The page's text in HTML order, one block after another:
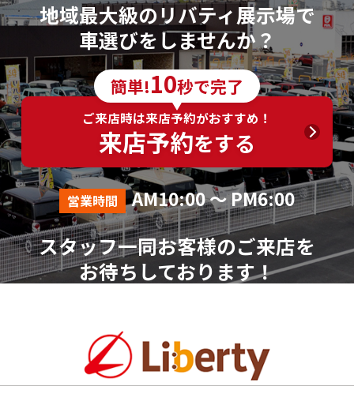
くは、以下個人情報相談窓口
6．個人情報の取得に応じることの任意性
ご入力は任意ですが、ご入力いただけない項目やご
入力いただいた個人情報に漏れや誤りがあった場合、
資料請求およびお問合せに対する回答が出来ない場合
がございます。
7．その他
本人が容易に認識できない方法による個人情報の取
得は行っておりません。
個人情報に関する相談窓口
（平日AM10:00～PM18:00 ※土、日、祝、年末年始を
地域最大級のリバティ展示場で
車選びをしませんか？
簡単!10秒で完了
ご来店時は来店予約がおすすめ！
来店予約をする
営業時間 AM10:00 ～ PM6:00
スタッフ一同お客様のご来店を
お待ちしております！